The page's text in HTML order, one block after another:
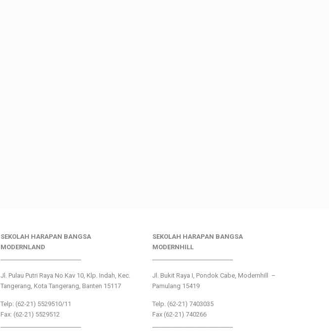
SEKOLAH HARAPAN BANGSA
MODERNLAND
Jl. Pulau Putri Raya No.Kav 10, Klp. Indah, Kec.
Tangerang, Kota Tangerang, Banten 15117
Telp: (62-21) 5529510/11
Fax: (62-21) 5529512
SEKOLAH HARAPAN BANGSA
MODERNHILL
Jl. Bukit Raya I, Pondok Cabe, Modernhill –
Pamulang 15419
Telp. (62-21) 7403035
Fax (62-21) 740266